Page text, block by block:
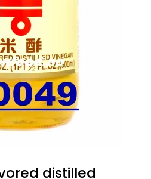
distilled